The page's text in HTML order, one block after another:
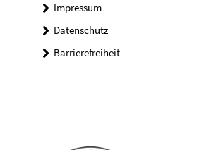
Impressum
Datenschutz
Barrierefreiheit